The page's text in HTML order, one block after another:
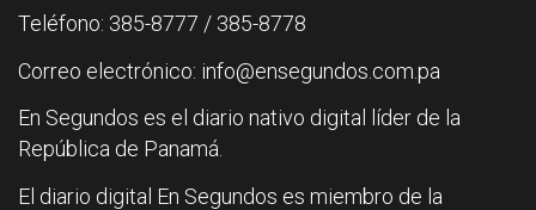
Teléfono: 385-8777 / 385-8778
Correo electrónico: info@ensegundos.com.pa
En Segundos es el diario nativo digital líder de la
República de Panamá.
El diario digital En Segundos es miembro de la